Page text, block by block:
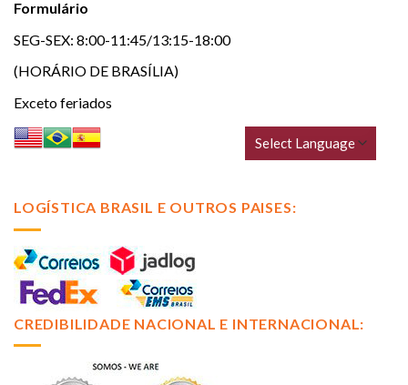
Formulário
SEG-SEX: 8:00-11:45/13:15-18:00
(HORÁRIO DE BRASÍLIA)
Exceto feriados
LOGÍSTICA BRASIL E OUTROS PAISES:
CREDIBILIDADE NACIONAL E INTERNACIONAL: